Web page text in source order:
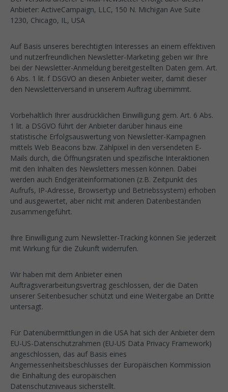
Anbieter: ActiveCampaign, LLC, 150 N. Michigan Ave Suite
1230, Chicago, IL, USA
Auf Basis unseres berechtigten Interesses an einem effektiven
und nutzerfreundlichen Newsletter-Marketing geben wir Ihre
bei der Newsletter-Anmeldung bereitgestellten Daten gem. Art.
6 Abs. 1 lit. f DSGVO an diesen Anbieter weiter, damit dieser
den Newsletterversand in unserem Auftrag übernimmt.
Vorbehaltlich Ihrer ausdrücklichen Einwilligung gem. Art. 6 Abs.
1 lit. a DSGVO führt der Anbieter darüber hinaus eine
statistische Erfolgsauswertung von Newsletter-Kampagnen
mittels Web Beacons bzw. Zählpixel in den versendeten E-
Mails durch, die Öffnungsraten und spezifische Interaktionen
mit den Inhalten des Newsletters messen können. Dabei
werden auch Endgeräteinformationen (z.B. Zeitpunkt des
Aufrufs, IP-Adresse, Browsertyp und Betriebssystem) erhoben
und ausgewertet, aber nicht mit anderen Datenbeständen
zusammengeführt.
Ihre Einwilligung zum Newsletter-Tracking können Sie jederzeit
mit Wirkung für die Zukunft widerrufen.
Wir haben mit dem Anbieter einen
Auftragsverarbeitungsvertrag geschlossen, der die Daten
unserer Seitenbesucher schützt und eine Weitergabe an Dritte
untersagt.
Für Datenübermittlungen in die USA hat sich der Anbieter dem
EU-US-Datenschutzrahmen (EU-US Data Privacy Framework)
angeschlossen, das auf Basis eines
Angemessenheitsbeschlusses der Europäischen Kommission
die Einhaltung des europäischen
Datenschutzniveaus sicherstellt.